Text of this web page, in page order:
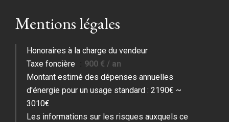
Mentions légales
Honoraires à la charge du vendeur
Taxe foncière
900 € / an
Montant estimé des dépenses annuelles
d'énergie pour un usage standard : 2190€ ~
3010€
Les informations sur les risques auxquels ce